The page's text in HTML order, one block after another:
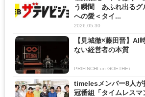
う瞬間 あふれ出るグ
への愛＜タイ...
2026.05.30
【見城徹×藤田晋】AI
ない経営者の本質
PR(FINCHI on GOETHE)
timelesメンバー8人が
冠番組「タイムレスマ